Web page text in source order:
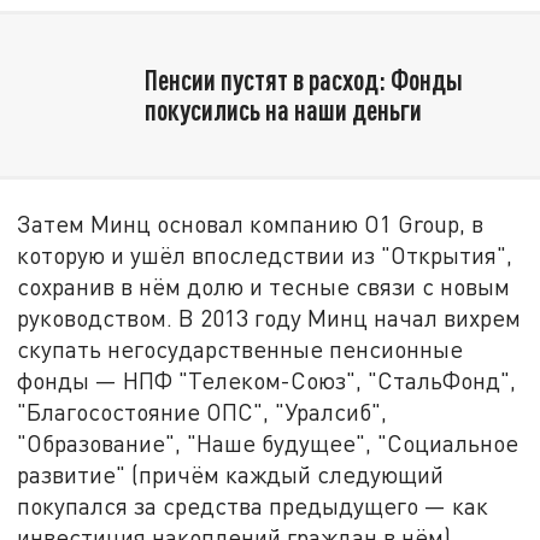
Пенсии пустят в расход: Фонды
покусились на наши деньги
Затем Минц основал компанию О1 Group, в
которую и ушёл впоследствии из "Открытия",
сохранив в нём долю и тесные связи с новым
руководством. В 2013 году Минц начал вихрем
скупать негосударственные пенсионные
фонды — НПФ "Телеком-Союз", "СтальФонд",
"Благосостояние ОПС", "Уралсиб",
"Образование", "Наше будущее", "Социальное
развитие" (причём каждый следующий
покупался за средства предыдущего — как